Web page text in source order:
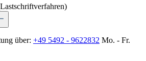
über: +49 5492 - 9622832 Mo. - Fr.